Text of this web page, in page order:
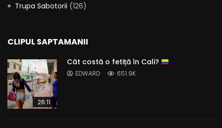
Trupa Sabotorii (126)
CLIPUL SAPTAMANII
26:11
Cât costă o fetiță în Cali?
EDWARD 651.9K